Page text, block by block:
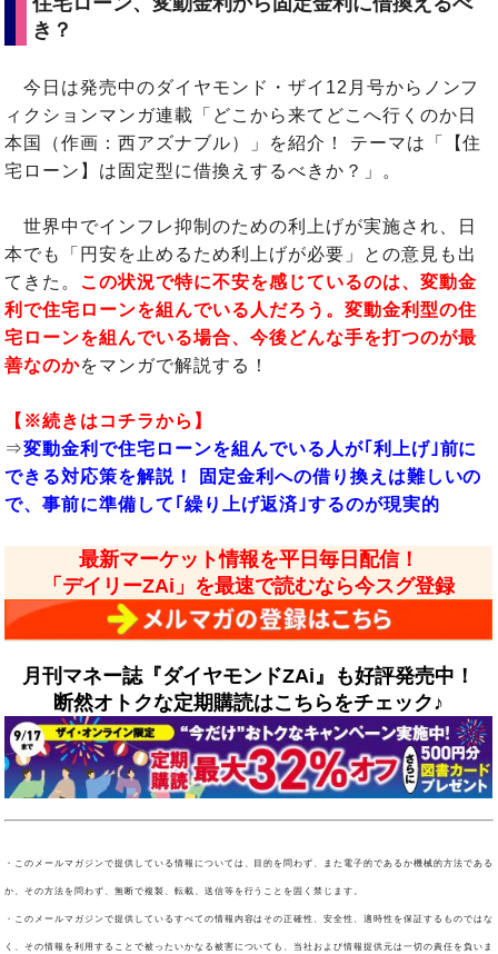
き？
今日は発売中のダイヤモンド・ザイ12月号からノンフ
ィクションマンガ連載「どこから来てどこへ行くのか日
本国（作画：西アズナブル）」を紹介！ テーマは「【住
宅ローン】は固定型に借換えするべきか？」。
世界中でインフレ抑制のための利上げが実施され、日
本でも「円安を止めるため利上げが必要」との意見も出
てきた。 この状況で特に不安を感じているのは、変動金
利で住宅ローンを組んでいる人だろう。変動金利型の住
宅ローンを組んでいる場合、今後どんな手を打つのが最
善なのかをマンガで解説する！
【※続きはコチラから】
⇒変動金利で住宅ローンを組んでいる人が｢利上げ｣前に
できる対応策を解説！ 固定金利への借り換えは難しいの
で、事前に準備して｢繰り上げ返済｣するのが現実的
最新マーケット情報を平日毎日配信！
「デイリーZAi」を最速で読むなら今スグ登録
月刊マネー誌『ダイヤモンドZAi』も好評発売中！
断然オトクな定期購読はこちらをチェック♪
・このメールマガジンで提供している情報については、目的を問わず、また電子的であるか機械的方法である
か、その方法を問わず、無断で複製、転載、送信等を行うことを固く禁じます。
・このメールマガジンで提供しているすべての情報内容はその正確性、安全性、適時性を保証するものではな
く、その情報を利用することで被ったいかなる被害についても、当社および情報提供元は一切の責任を負いま